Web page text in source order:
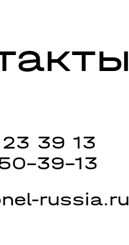
39 13
39-13
russia.ru